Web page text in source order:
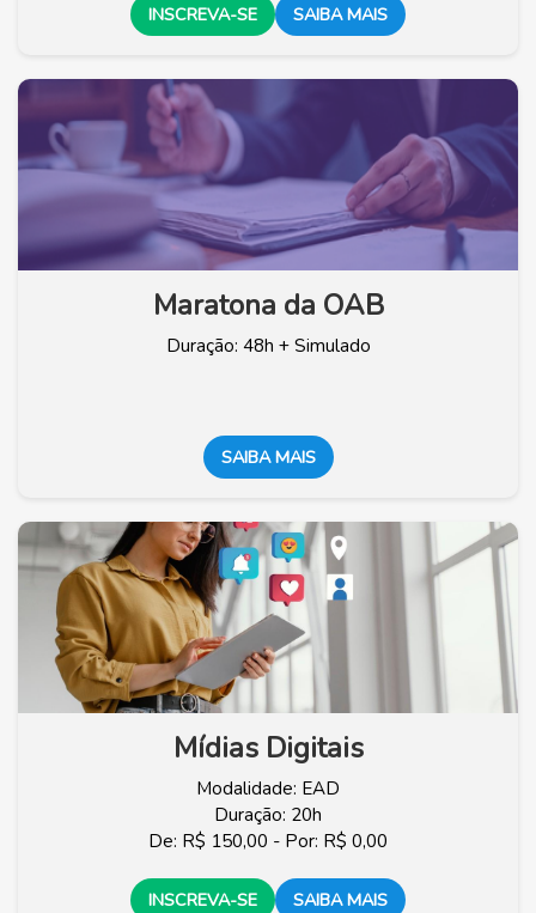
INSCREVA-SE SAIBA MAIS
Maratona da OAB
Duração: 48h + Simulado
SAIBA MAIS
Mídias Digitais
Modalidade: EAD
Duração: 20h
De: R$ 150,00 - Por: R$ 0,00
INSCREVA-SE SAIBA MAIS